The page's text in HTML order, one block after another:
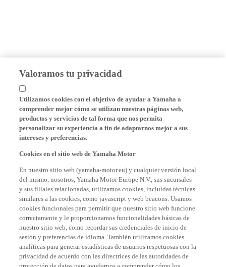
Valoramos tu privacidad
Utilizamos cookies con el objetivo de ayudar a Yamaha a
comprender mejor cómo se utilizan nuestras páginas web,
productos y servicios de tal forma que nos permita
personalizar su experiencia a fin de adaptarnos mejor a sus
intereses y preferencias.
Cookies en el sitio web de Yamaha Motor
En nuestro sitio web (yamaha-motor.eu) y cualquier versión local
del mismo, nosotros, Yamaha Motor Europe N.V., sus sucursales
y sus filiales relacionadas, utilizamos cookies, incluidas técnicas
similares a las cookies, como javascript y web beacons. Usamos
cookies funcionales para permitir que nuestro sitio web funcione
correctamente y le proporcionamos funcionalidades básicas de
nuestro sitio web, como recordar sus credenciales de inicio de
sesión y preferencias de idioma. También utilizamos cookies
analíticas para generar estadísticas de usuarios respetuosas con la
privacidad de acuerdo con las directrices de las autoridades de
protección de datos para ayudarnos a comprender cómo los